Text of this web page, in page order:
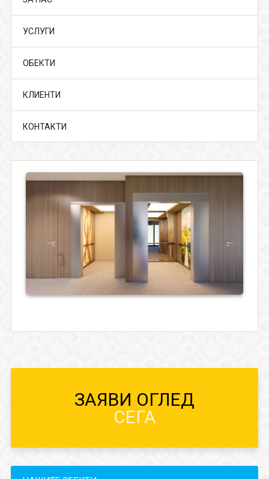
УСЛУГИ
ОБЕКТИ
КЛИЕНТИ
КОНТАКТИ
ЗАЯВИ ОГЛЕД
СЕГА